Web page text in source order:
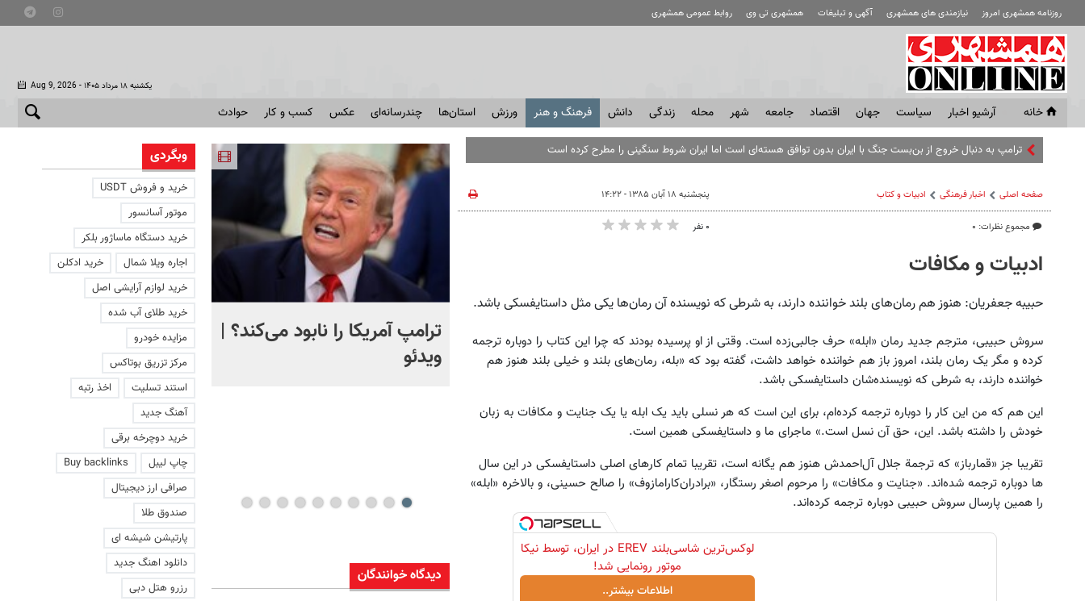
روزنامه همشهری امروز نیازمندی های همشهری آگهی و تبلیغات همشهری تی وی روابط عمومی همشهری
Aug 9, 2026 - یکشنبه ۱۸ مرداد ۱۴۰۵
خانه آرشیو اخبار سياست جهان اقتصاد جامعه شهر محله زندگی دانش فرهنگ و هنر ورزش استان‌ها چندرسانه‌ای عکس کسب و کار حوادث
صفحه اصلی اخبار فرهنگی ادبیات و کتاب
مجموع نظرات: ۰
پنجشنبه ۱۸ آبان ۱۳۸۵ - ۱۴:۲۲
۰ نفر
ادبیات و مکافات
حبیبه جعفریان: هنوز هم رمان‌های بلند خواننده دارند، به شرطی که نویسنده آن رمان‌ها یکی مثل داستایفسکی باشد.
سروش حبیبى، مترجم جدید رمان «ابله» حرف جالبی‌زده است. وقتی از او پرسیده بودند که چرا این کتاب را دوباره ترجمه
کرده و مگر یک رمان بلند، امروز باز هم خواننده خواهد داشت، گفته بود که «بله، رمان‌های بلند و خیلی بلند هنوز هم
خواننده دارند، به شرطی که نویسنده‌شان داستایفسکى باشد.
این هم که من این کار را دوباره ترجمه کرده‌ام، برای این است که هر نسلی باید یک ابله یا یک جنایت و مکافات به زبان
خودش را داشته باشد. این، حق آن نسل است.» ماجرای ما و داستایفسکی همین است.
تقریبا جز «قمارباز» که ترجمة جلال آل‌احمدش هنوز هم یگانه است، تقریبا تمام کارهای اصلی داستایفسکی در این سال
ها دوباره ترجمه شده‌اند. «جنایت و مکافات» را مرحوم اصغر رستگار، «برادران‌کارامازوف» را صالح حسینی، و بالاخره «ابله»
را همین پارسال سروش حبیبی دوباره ترجمه کرده‌اند.
لوکس‌ترین شاسی‌بلند EREV در ایران، توسط نیکا
موتور رونمایی شد!
اطلاعات بیشتر..
انتشار برای اولین بار؛ واکنش
شهید لاریجانی به رد صلاحیت
ترامپ آمریکا را نابود می‌کند؟ |
ویدئو
تصویری دردناک از دلفینی
یک هفته کنار جسد
ماند | ویدئو
دیدگاه خوانندگان
وبگردی
خرید و فروش USDT
موتور آسانسور
خرید دستگاه ماساژور بلکر
اجاره ویلا شمال
خرید ادکلن
خرید لوازم آرایشی اصل
خرید طلای آب شده
مزایده خودرو
مرکز تزریق بوتاکس
استند تسلیت
اخذ رتبه
آهنگ جدید
خرید دوچرخه برقی
چاپ لیبل
Buy backlinks
صرافی ارز دیجیتال
صندوق طلا
پارتیشن شیشه ای
دانلود اهنگ جدید
رزرو هتل دبی